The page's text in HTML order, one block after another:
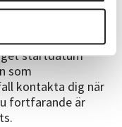
finns.För
automatiskt en
startdatum
som
kontakta dig när
fortfarande är